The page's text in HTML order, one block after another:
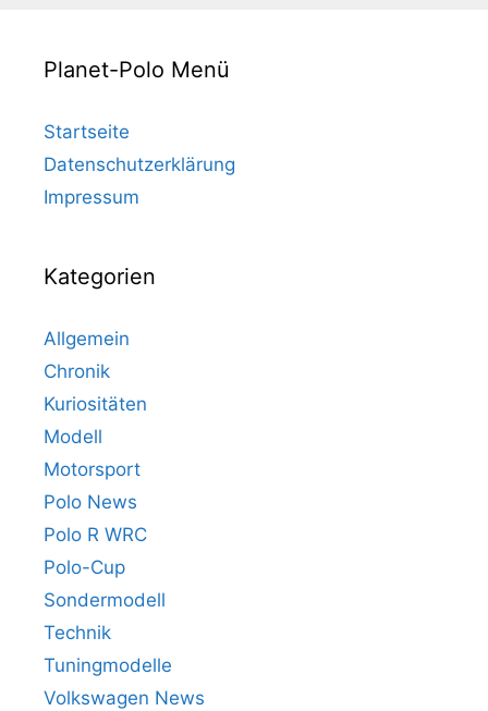
Planet-Polo Menü
Startseite
Datenschutzerklärung
Impressum
Kategorien
Allgemein
Chronik
Kuriositäten
Modell
Motorsport
Polo News
Polo R WRC
Polo-Cup
Sondermodell
Technik
Tuningmodelle
Volkswagen News